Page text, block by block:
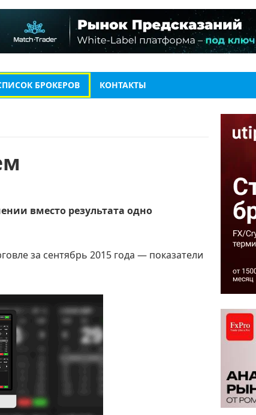
БРОКЕРОВ КОНТАКТЫ
вместо результата одно
за сентябрь 2015 года — показатели